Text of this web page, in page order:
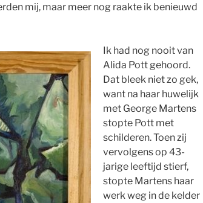
mij, maar meer nog raakte ik benieuwd
Ik had nog nooit van
Alida Pott gehoord.
Dat bleek niet zo gek,
want na haar huwelijk
met George Martens
stopte Pott met
schilderen. Toen zij
vervolgens op 43-
jarige leeftijd stierf,
stopte Martens haar
werk weg in de kelder